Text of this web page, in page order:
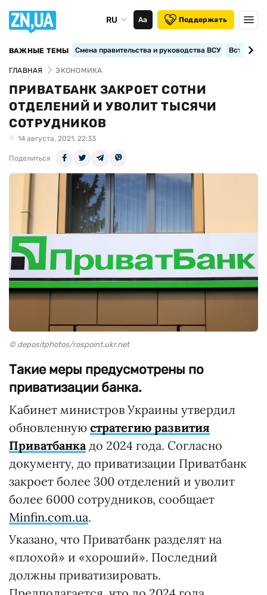
RU Аа Поддержать
ВАЖНЫЕ ТЕМЫ Смена правительства и руководства ВСУ
ГЛАВНАЯ ЭКОНОМИКА
ПРИВАТБАНК ЗАКРОЕТ СОТНИ
ОТДЕЛЕНИЙ И УВОЛИТ ТЫСЯЧИ
СОТРУДНИКОВ
14 августа, 2021, 22:33
Поделиться
© depositphotos/rospoint.ukr.net
Такие меры предусмотрены по
приватизации банка.
Кабинет министров Украины утвердил
обновленную стратегию развития
Приватбанкадо 2024 года. Согласно
документу, до приватизации Приватбанк
закроет более 300 отделений и уволит
более 6000 сотрудников, сообщает
Minfin.com.ua.
Указано, что Приватбанк разделят на
«плохой» и «хороший». Последний
должны приватизировать.